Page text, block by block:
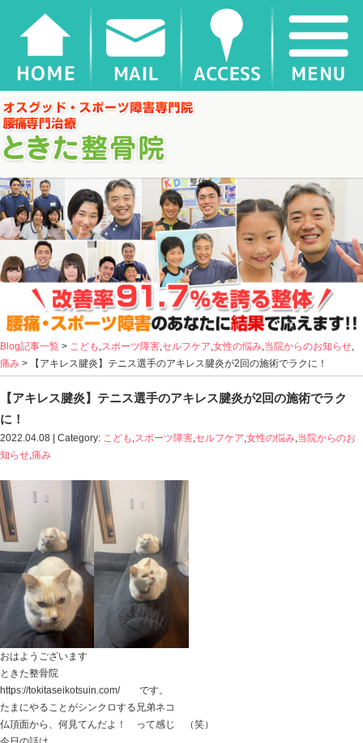
【アキレス腱炎】テニス選手のアキレス腱炎が2回の施術でラクに！ |
Blog記事一覧>こども, スポーツ障害
痛み
> 【アキレス腱炎】テニス選手のアキレス腱炎が2
【アキレス腱炎】テニス選手のアキレス腱炎
に！
2022.04.08 | Category:こども
知らせ,痛み